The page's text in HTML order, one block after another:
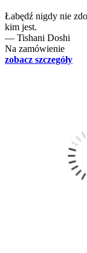
Łabędź nigdy nie
kim jest.
― Tishani Doshi
Na zamówienie
zobacz szczegóły